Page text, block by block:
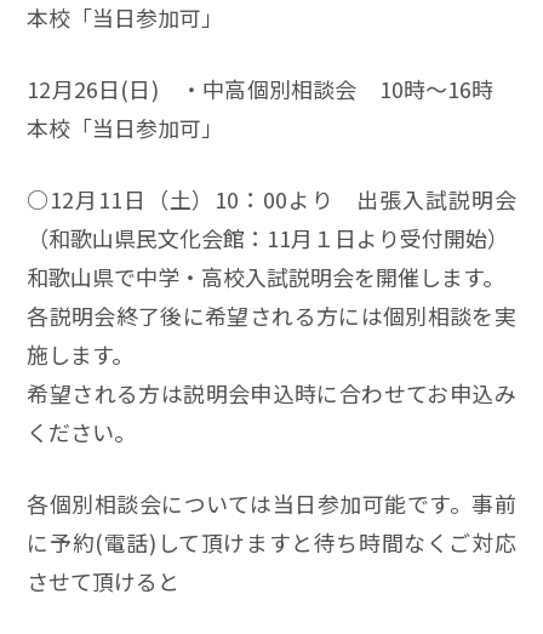
本校「当日参加可」
12月26日(日) ・中高個別相談会 10時～16時
本校「当日参加可」
○12月11日（土）10：00より 出張入試説明会
（和歌山県民文化会館：11月１日より受付開始）
和歌山県で中学・高校入試説明会を開催します。
各説明会終了後に希望される方には個別相談を実
施します。
希望される方は説明会申込時に合わせてお申込み
ください。
各個別相談会については当日参加可能です。事前
に予約(電話)して頂けますと待ち時間なくご対応
させて頂けると